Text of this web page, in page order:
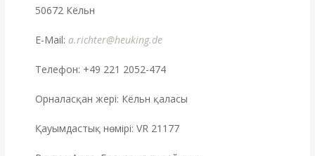
50672 Кёльн
E-Mail:a.richter@heuking.de
Телефон: +49 221 2052-474
Орналасқан жері: Кёльн қаласы
Қауымдастық нөмірі: VR 21177